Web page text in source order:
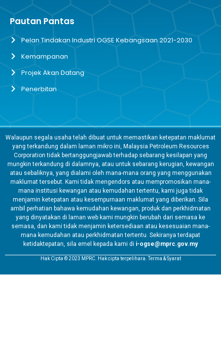
Pautan Pantas
Pelan Tindakan Industri OGSE Kebangsaan 2021-2030
Kemampanan
Projek Akan Datang
Penerbitan
Walaupun segala usaha telah dibuat untuk memastikan ketepatan maklumat
yang terkandung dalam laman mikro ini, Malaysia Petroleum Resources
Corporation tidak bertanggungjawab terhadap sebarang kesilapan yang
mungkin terkandung di dalamnya, atau untuk sebarang kerugian, kewangan
atau sebaliknya, yang dialami oleh mana-mana orang yang menggunakan
maklumat tersebut. Kami tidak mengendors atau mempromosikan mana-
mana institusi kewangan atau kemudahan tertentu, kami juga tidak
menjamin ketepatan atau kesempurnaan maklumat yang diberikan. Sila
ambil perhatian bahawa kemudahan kewangan, produk dan perkhidmatan
yang dinyatakan di laman web kami mungkin berubah dari semasa ke
semasa, dan kami tidak menjamin ketersediaan atau kesesuaian mana-
mana kemudahan atau perkhidmatan tertentu. Sekiranya terdapat
ketidaktepatan, sila emel kepada kami di i-ogse@mprc.gov.my
Hak Cipta © 2023 MPRC. Hak cipta terpelihara. Terma & Syarat